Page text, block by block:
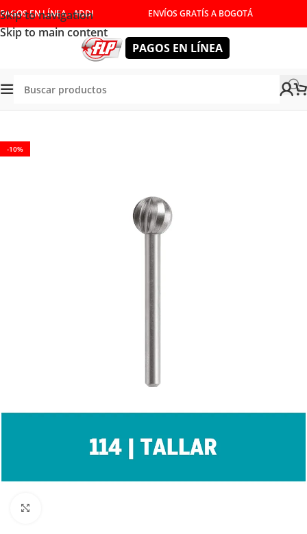
Skip to navigation
Skip to main content
PAGOS EN LÍNEA - ADDI ENVÍOS GRATÍS A BOGOTÁ
PAGOS EN LÍNEA
Tienda/ACCESORIOS
-10%